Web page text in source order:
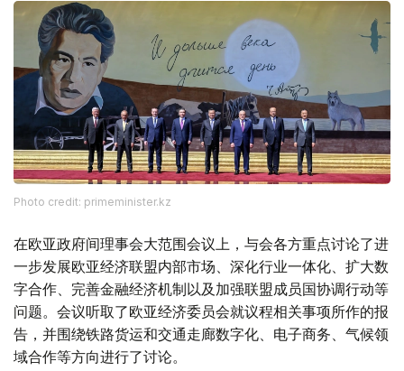
Photo credit: primeminister.kz
在欧亚政府间理事会大范围会议上，与会各方重点讨论了进
一步发展欧亚经济联盟内部市场、深化行业一体化、扩大数
字合作、完善金融经济机制以及加强联盟成员国协调行动等
问题。会议听取了欧亚经济委员会就议程相关事项所作的报
告，并围绕铁路货运和交通走廊数字化、电子商务、气候领
域合作等方向进行了讨论。